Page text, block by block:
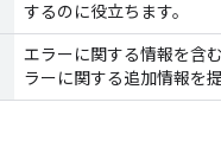
するのに役立ちます。
エラーに関する情報を含
ラーに関する追加情報を